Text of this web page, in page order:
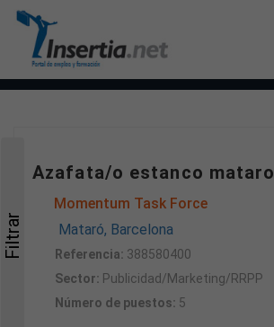
Azafata/o estanco mataro
Momentum Task Force
Mataró, Barcelona
Referencia: 388580400
Sector: Publicidad/Marketing/RRPP
Número de puestos: 5
Filtrar